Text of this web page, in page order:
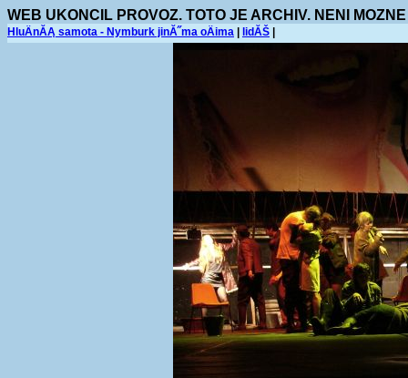
WEB UKONCIL PROVOZ. TOTO JE ARCHIV. NENI
HluÄnĂĄ samota - Nymburk jinĂ˝ma oÄima lidĂŠ